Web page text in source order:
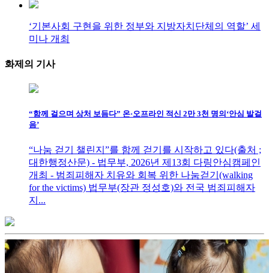
‘기본사회 구현을 위한 정부와 지방자치단체의 역할’ 세
미나 개최
화제의 기사
“함께 걸으며 상처 보듬다” 온·오프라인 적신 2만 3천 명의‘안심 발걸
음’
“나눔 걷기 챌린지”를 함께 걷기를 시작하고 있다(출처 ;
대한행정산문) - 법무부, 2026년 제13회 다링안심캠페인
개최 - 범죄피해자 치유와 회복 위한 나눔걷기(walking
for the victims) 법무부(장관 정성호)와 전국 범죄피해자
지...